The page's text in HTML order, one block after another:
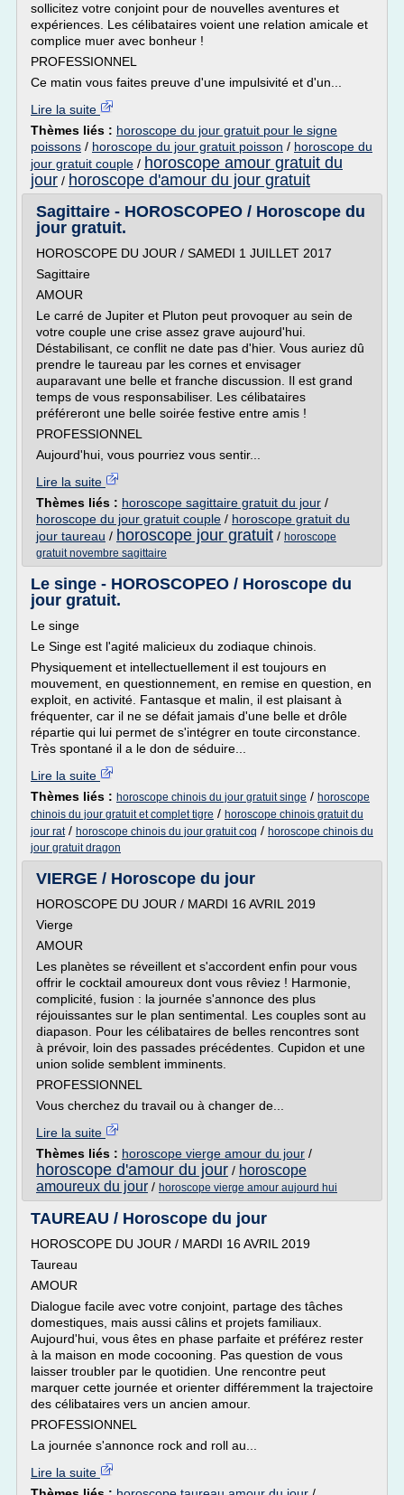
sollicitez votre conjoint pour de nouvelles aventures et
expériences. Les célibataires voient une relation amicale et
complice muer avec bonheur !
PROFESSIONNEL
Ce matin vous faites preuve d'une impulsivité et d'un...
Lire la suite
Thèmes liés : horoscope du jour gratuit pour le signe
poissons / horoscope du jour gratuit poisson / horoscope du
jour gratuit couple / horoscope amour gratuit du
jour / horoscope d'amour du jour gratuit
Sagittaire - HOROSCOPEO / Horoscope du
jour gratuit.
HOROSCOPE DU JOUR / SAMEDI 1 JUILLET 2017
Sagittaire
AMOUR
Le carré de Jupiter et Pluton peut provoquer au sein de
votre couple une crise assez grave aujourd'hui.
Déstabilisant, ce conflit ne date pas d'hier. Vous auriez dû
prendre le taureau par les cornes et envisager
auparavant une belle et franche discussion. Il est grand
temps de vous responsabiliser. Les célibataires
préféreront une belle soirée festive entre amis !
PROFESSIONNEL
Aujourd'hui, vous pourriez vous sentir...
Lire la suite
Thèmes liés : horoscope sagittaire gratuit du jour /
horoscope du jour gratuit couple / horoscope gratuit du
jour taureau / horoscope jour gratuit / horoscope
gratuit novembre sagittaire
Le singe - HOROSCOPEO / Horoscope du
jour gratuit.
Le singe
Le Singe est l'agité malicieux du zodiaque chinois.
Physiquement et intellectuellement il est toujours en
mouvement, en questionnement, en remise en question, en
exploit, en activité. Fantasque et malin, il est plaisant à
fréquenter, car il ne se défait jamais d'une belle et drôle
répartie qui lui permet de s'intégrer en toute circonstance.
Très spontané il a le don de séduire...
Lire la suite
Thèmes liés : horoscope chinois du jour gratuit singe / horoscope
chinois du jour gratuit et complet tigre / horoscope chinois gratuit du
jour rat/ horoscope chinois du jour gratuit coq / horoscope chinois du
jour gratuit dragon
VIERGE / Horoscope du jour
HOROSCOPE DU JOUR / MARDI 16 AVRIL 2019
Vierge
AMOUR
Les planètes se réveillent et s'accordent enfin pour vous
offrir le cocktail amoureux dont vous rêviez ! Harmonie,
complicité, fusion : la journée s'annonce des plus
réjouissantes sur le plan sentimental. Les couples sont au
diapason. Pour les célibataires de belles rencontres sont
à prévoir, loin des passades précédentes. Cupidon et une
union solide semblent imminents.
PROFESSIONNEL
Vous cherchez du travail ou à changer de...
Lire la suite
Thèmes liés : horoscope vierge amour du jour /
horoscope d'amour du jour / horoscope
amoureux du jour / horoscope vierge amour aujourd hui
TAUREAU / Horoscope du jour
HOROSCOPE DU JOUR / MARDI 16 AVRIL 2019
Taureau
AMOUR
Dialogue facile avec votre conjoint, partage des tâches
domestiques, mais aussi câlins et projets familiaux.
Aujourd'hui, vous êtes en phase parfaite et préférez rester
à la maison en mode cocooning. Pas question de vous
laisser troubler par le quotidien. Une rencontre peut
marquer cette journée et orienter différemment la trajectoire
des célibataires vers un ancien amour.
PROFESSIONNEL
La journée s'annonce rock and roll au...
Lire la suite